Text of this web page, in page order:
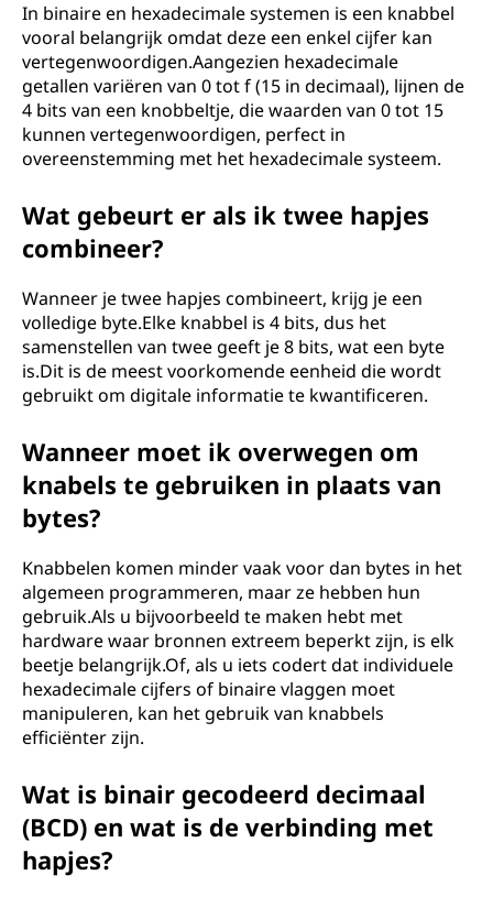
In binaire en hexadecimale systemen is een knabbel
vooral belangrijk omdat deze een enkel cijfer kan
vertegenwoordigen.Aangezien hexadecimale
getallen variëren van 0 tot f (15 in decimaal), lijnen de
4 bits van een knobbeltje, die waarden van 0 tot 15
kunnen vertegenwoordigen, perfect in
overeenstemming met het hexadecimale systeem.
Wat gebeurt er als ik twee hapjes
combineer?
Wanneer je twee hapjes combineert, krijg je een
volledige byte.Elke knabbel is 4 bits, dus het
samenstellen van twee geeft je 8 bits, wat een byte
is.Dit is de meest voorkomende eenheid die wordt
gebruikt om digitale informatie te kwantificeren.
Wanneer moet ik overwegen om
knabels te gebruiken in plaats van
bytes?
Knabbelen komen minder vaak voor dan bytes in het
algemeen programmeren, maar ze hebben hun
gebruik.Als u bijvoorbeeld te maken hebt met
hardware waar bronnen extreem beperkt zijn, is elk
beetje belangrijk.Of, als u iets codert dat individuele
hexadecimale cijfers of binaire vlaggen moet
manipuleren, kan het gebruik van knabbels
efficiënter zijn.
Wat is binair gecodeerd decimaal
(BCD) en wat is de verbinding met
hapjes?